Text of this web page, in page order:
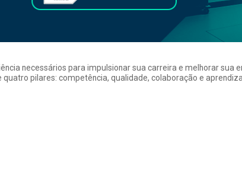
necessários para impulsionar sua carreira e melhorar
pilares: competência, qualidade, colaboração e